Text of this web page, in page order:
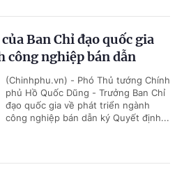
Ban Chỉ đạo quốc gia
công nghiệp bán dẫn
(Chinhphu.vn) - Phó Thủ tướng Chính
phủ Hồ Quốc Dũng - Trưởng Ban Chỉ
đạo quốc gia về phát triển ngành
công nghiệp bán dẫn ký Quyết định...